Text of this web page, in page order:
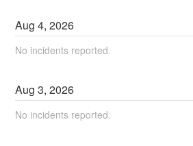
Aug4,2026
No incidents reported.
Aug3,2026
No incidents reported.